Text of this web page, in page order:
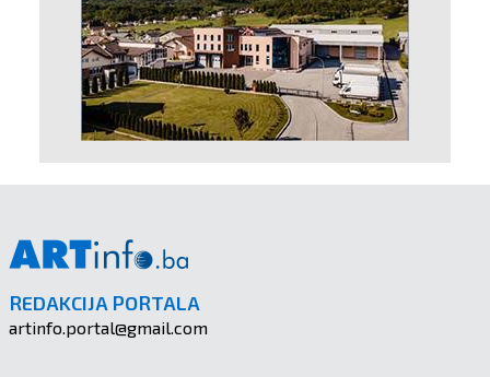
REDAKCIJA PORTALA
artinfo.portal@gmail.com